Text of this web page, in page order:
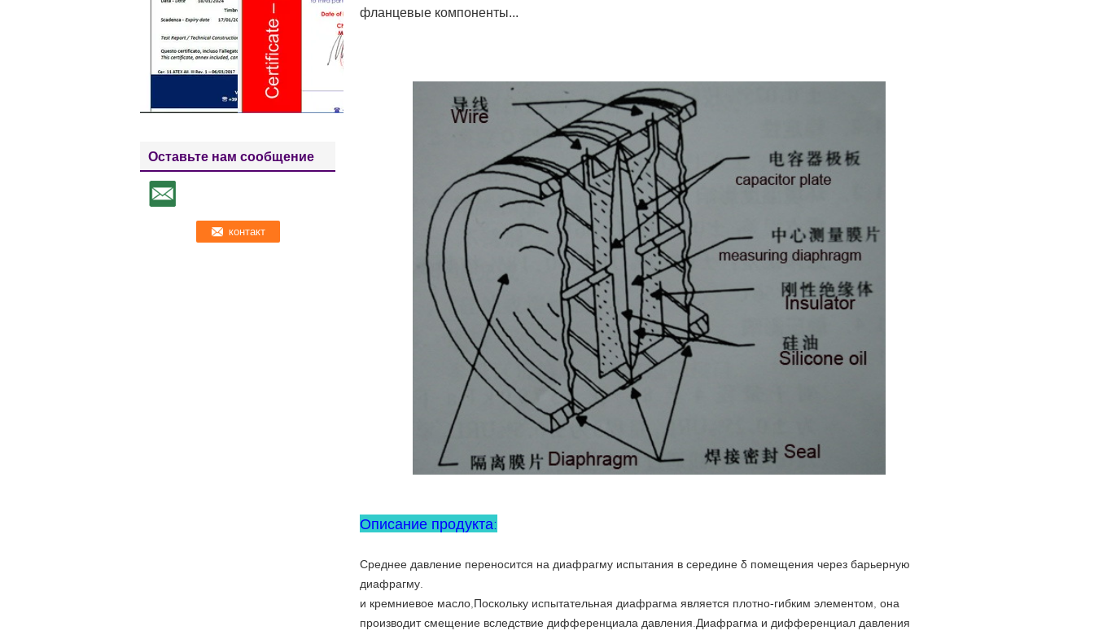
Оставьте нам сообщение
фланцевые компоненты...
Описание продукта:
Среднее давление переносится на диафрагму испытания в середине δ помещения через барьерную
диафрагму.
и кремниевое масло, Поскольку испытательная диафрагма является плотно-гибким элементом, она
производит смещение вследствие дифференциала давления. Диафрагма и дифференциал давления